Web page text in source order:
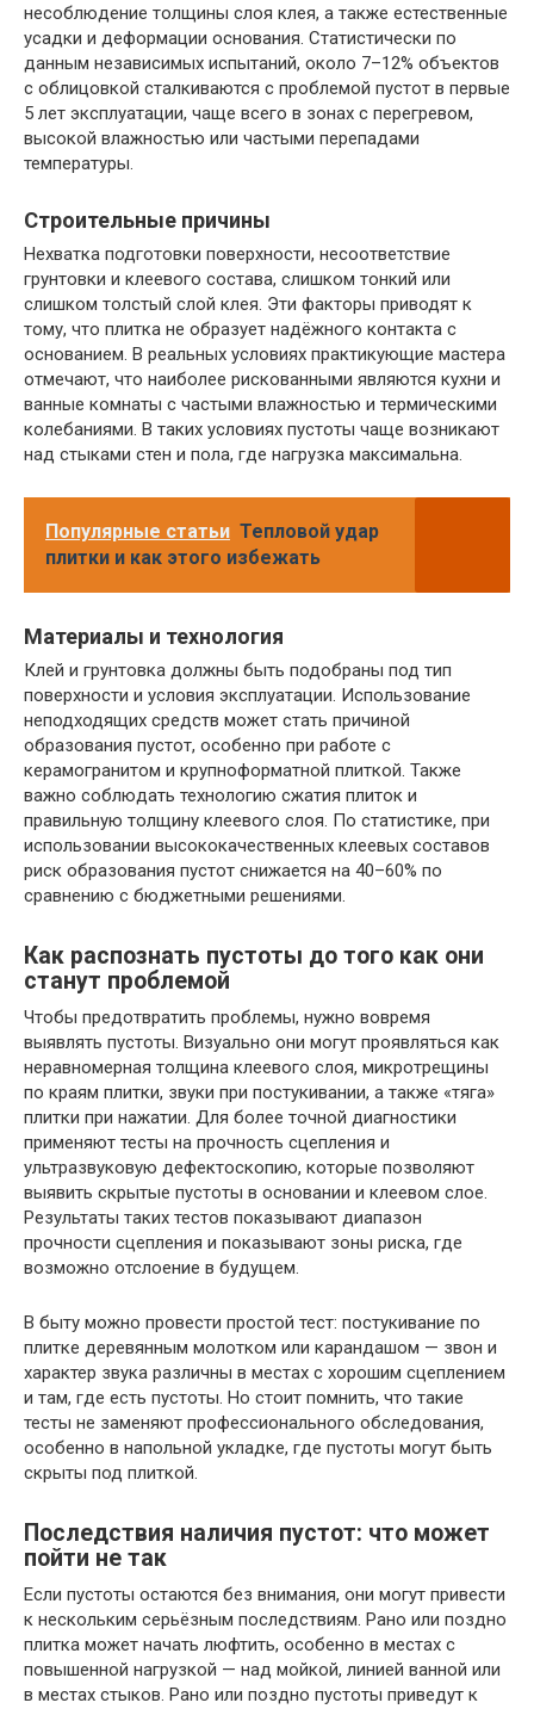
несоблюдение толщины слоя клея, а также естественные
усадки и деформации основания. Статистически по
данным независимых испытаний, около 7–12% объектов
с облицовкой сталкиваются с проблемой пустот в первые
5 лет эксплуатации, чаще всего в зонах с перегревом,
высокой влажностью или частыми перепадами
температуры.
Строительные причины
Нехватка подготовки поверхности, несоответствие
грунтовки и клеевого состава, слишком тонкий или
слишком толстый слой клея. Эти факторы приводят к
тому, что плитка не образует надёжного контакта с
основанием. В реальных условиях практикующие мастера
отмечают, что наиболее рискованными являются кухни и
ванные комнаты с частыми влажностью и термическими
колебаниями. В таких условиях пустоты чаще возникают
над стыками стен и пола, где нагрузка максимальна.
Популярные статьи Тепловой удар
плитки и как этого избежать
Материалы и технология
Клей и грунтовка должны быть подобраны под тип
поверхности и условия эксплуатации. Использование
неподходящих средств может стать причиной
образования пустот, особенно при работе с
керамогранитом и крупноформатной плиткой. Также
важно соблюдать технологию сжатия плиток и
правильную толщину клеевого слоя. По статистике, при
использовании высококачественных клеевых составов
риск образования пустот снижается на 40–60% по
сравнению с бюджетными решениями.
Как распознать пустоты до того как они
станут проблемой
Чтобы предотвратить проблемы, нужно вовремя
выявлять пустоты. Визуально они могут проявляться как
неравномерная толщина клеевого слоя, микротрещины
по краям плитки, звуки при постукивании, а также «тяга»
плитки при нажатии. Для более точной диагностики
применяют тесты на прочность сцепления и
ультразвуковую дефектоскопию, которые позволяют
выявить скрытые пустоты в основании и клеевом слое.
Результаты таких тестов показывают диапазон
прочности сцепления и показывают зоны риска, где
возможно отслоение в будущем.
В быту можно провести простой тест: постукивание по
плитке деревянным молотком или карандашом — звон и
характер звука различны в местах с хорошим сцеплением
и там, где есть пустоты. Но стоит помнить, что такие
тесты не заменяют профессионального обследования,
особенно в напольной укладке, где пустоты могут быть
скрыты под плиткой.
Последствия наличия пустот: что может
пойти не так
Если пустоты остаются без внимания, они могут привести
к нескольким серьёзным последствиям. Рано или поздно
плитка может начать люфтить, особенно в местах с
повышенной нагрузкой — над мойкой, линией ванной или
в местах стыков. Рано или поздно пустоты приведут к